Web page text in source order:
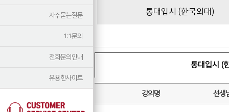
자주묻는질문
1:1문의
전화문의안내
유용한사이트
통대입시 (한국외대)
통대입시 (
강의명 선생